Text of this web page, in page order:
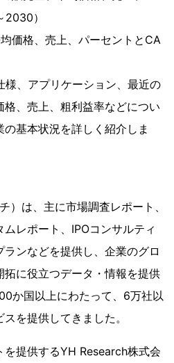
）
価格、売上、パーセントとCA
様、アプリケーション、最近の
、売上、粗利益率などについ
基本状況を詳しく紹介しま
）は、主に市場調査レポート、
レポート、IPOコンサルティ
ンなどを提供し、企業のグロ
に役立つデータ・情報を提供
か国以上にわたって、6万社以
を提供してきました。
を提供するYH Research株式会